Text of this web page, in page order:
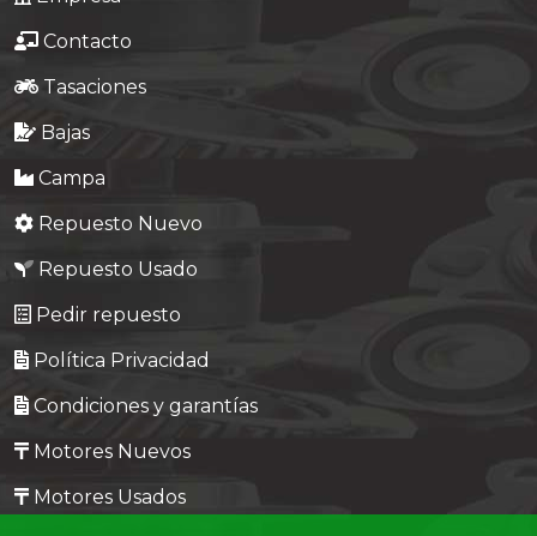
Contacto
Tasaciones
Bajas
Campa
Repuesto Nuevo
Repuesto Usado
Pedir repuesto
Política Privacidad
Condiciones y garantías
Motores Nuevos
Motores Usados